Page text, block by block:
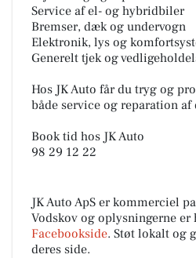
Service af el- og hybridbiler
Bremser, dæk og undervogn
Elektronik, lys og
Generelt tjek og
Hos JK Auto får du tryg og
både service og reparation
Book tid hos JK Auto
98 29 12 22
JK Auto ApS er kommerciel
Vodskov og oplysningerne er
Facebookside. Støt lokalt og
deres side.